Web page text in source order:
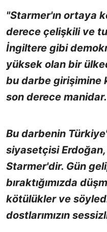
"Starmer'ın ortaya
derece çelişkili ve
İngiltere gibi
yüksek olan bir
bu darbe girişimine
son derece manidar.
Bu darbenin
siyasetçisi
Starmer'dir. Gün
bıraktığımızda
kötülükler ve
dostlarımızın